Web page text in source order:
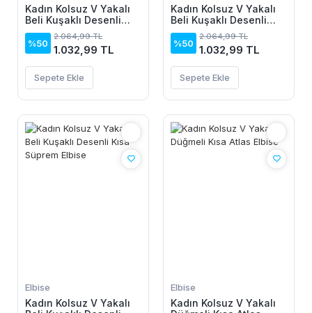
Kadın Kolsuz V Yakalı
Beli Kuşaklı Desenli
Kısa Süprem Elbise
%50
2.064,99 TL
1.032,99 TL
Sepete Ekle
Kadın Kolsuz V Yakalı
Beli Kuşaklı Desenli
Kısa Süprem Elbise
%50
2.064,99 TL
1.032,99 TL
Sepete Ekle
Elbise
Kadın Kolsuz V Yakalı
Elbise
Kadın Kolsuz V Yakalı